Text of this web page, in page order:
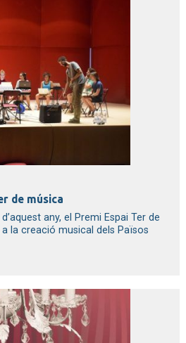
de música
any, el Premi Espai Ter de
la creació musical dels Països